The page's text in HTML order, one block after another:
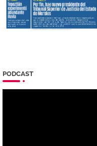
PODCAST